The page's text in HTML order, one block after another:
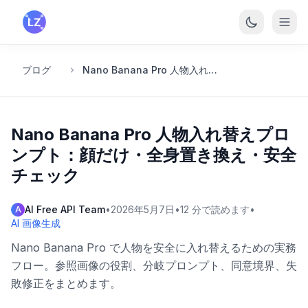
メインコンテンツへスキップ
ブログ Nano Banana Pro 人物入れ替えプロンプト：顔だけ・全身置き換え・安全チェック
Nano Banana Pro 人物入れ替えプロ
ンプト：顔だけ・全身置き換え・安全
チェック
A AI Free API Team•2026年5月7日 •12 分で読めます•
AI 画像生成
Nano Banana Pro で人物を安全に入れ替えるための実務
フロー。参照画像の役割、分岐プロンプト、同意境界、失
敗修正をまとめます。